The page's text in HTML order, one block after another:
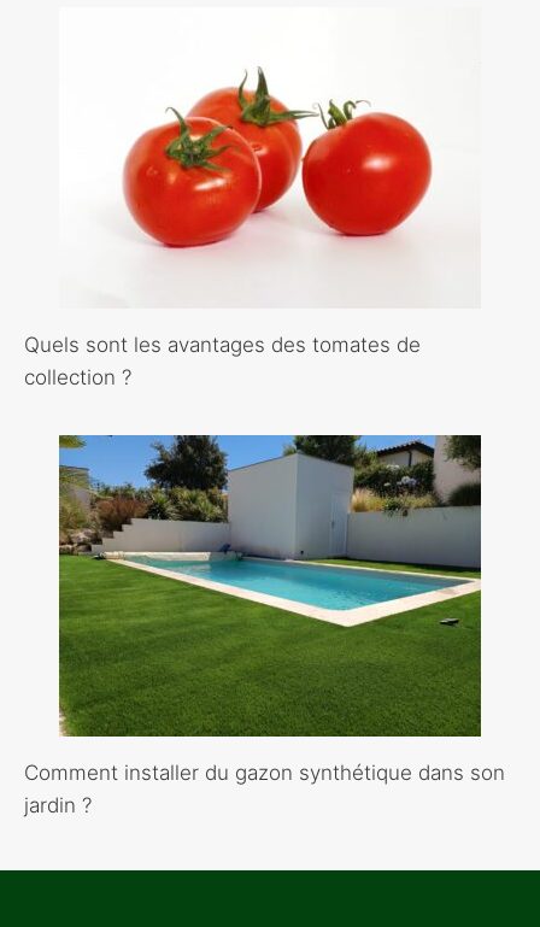
Quels sont les avantages des tomates de
collection ?
Comment installer du gazon synthétique dans son
jardin ?